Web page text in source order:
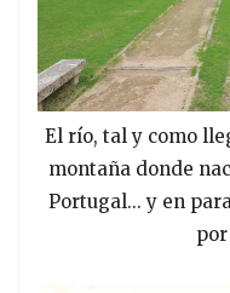
El río, tal y como
montaña donde
Portugal... y en